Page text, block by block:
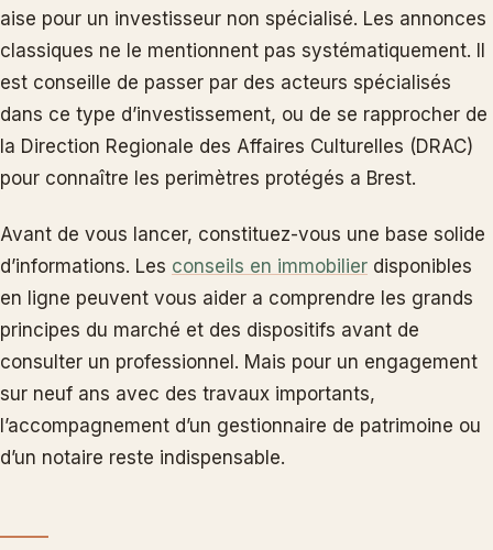
aise pour un investisseur non spécialisé. Les annonces
classiques ne le mentionnent pas systématiquement. Il
est conseille de passer par des acteurs spécialisés
dans ce type d’investissement, ou de se rapprocher de
la Direction Regionale des Affaires Culturelles (DRAC)
pour connaître les perimètres protégés a Brest.
Avant de vous lancer, constituez-vous une base solide
d’informations. Les conseils en immobilier disponibles
en ligne peuvent vous aider a comprendre les grands
principes du marché et des dispositifs avant de
consulter un professionnel. Mais pour un engagement
sur neuf ans avec des travaux importants,
l’accompagnement d’un gestionnaire de patrimoine ou
d’un notaire reste indispensable.